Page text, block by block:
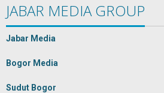
JABAR MEDIA GROUP
Jabar Media
Bogor Media
Sudut Bogor